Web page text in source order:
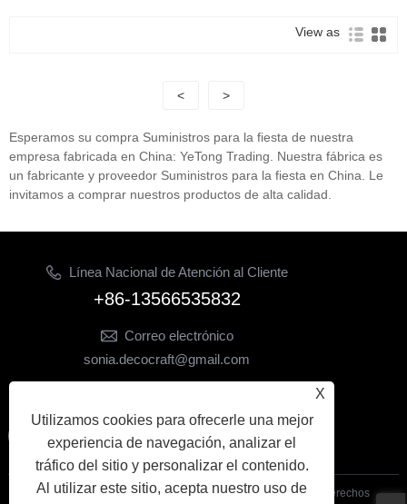
View as
< >
Esperamos su compra Suministros para la fiesta de nuestra
empresa fabricada en China: YeTong Trading. Nuestra fábrica es
un fabricante y proveedor Suministros para la fiesta en China. Le
invitamos a comprar nuestros productos de alta calidad.
Línea Nacional de Atención al Cliente
+86-13566535832
Correo electrónico
sonia.decocraft@gmail.com
Copyright© 2024 Yiwu Yetong Trading Co., Ltd. Todos los derechos
X
Utilizamos cookies para ofrecerle una mejor
experiencia de navegación, analizar el
tráfico del sitio y personalizar el contenido.
Al utilizar este sitio, acepta nuestro uso de